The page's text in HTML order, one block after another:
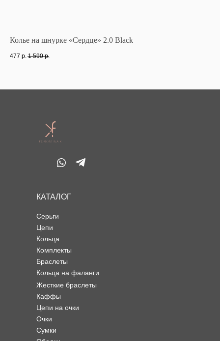
Колье на шнурке «Сердце» 2.0 Black
477 р. 1 590 р.
Серьги
Цепи
Кольца
Комплекты
Браслеты
Кольца на фаланги
КАТАЛОГ
Жесткие браслеты
Каффы
Цепи на очки
Очки
Сумки